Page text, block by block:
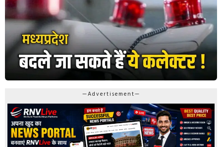
—Advertisement—